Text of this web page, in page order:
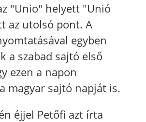
"Unio" helyett "Unió
az utolsó pont. A
egyben
a szabad sajtó első
ezen a napon
magyar sajtó napját is.
éjjel Petőfi azt írta